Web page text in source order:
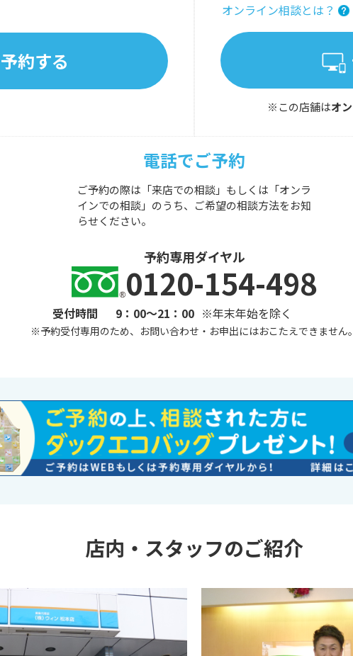
予約する
オンライン相談とは？
※この店舗はオ
電話でご予約
ご予約の際は「来店での相談」もしくは「オンラ
インでの相談」のうち、ご希望の相談方法をお知
らせください。
予約専用ダイヤル
0120-154-498
受付時間 9：00～21：00 ※年末年始を除く
※予約受付専用のため、お問い合わせ・お申出にはおこたえできません
店内・スタッフのご紹介